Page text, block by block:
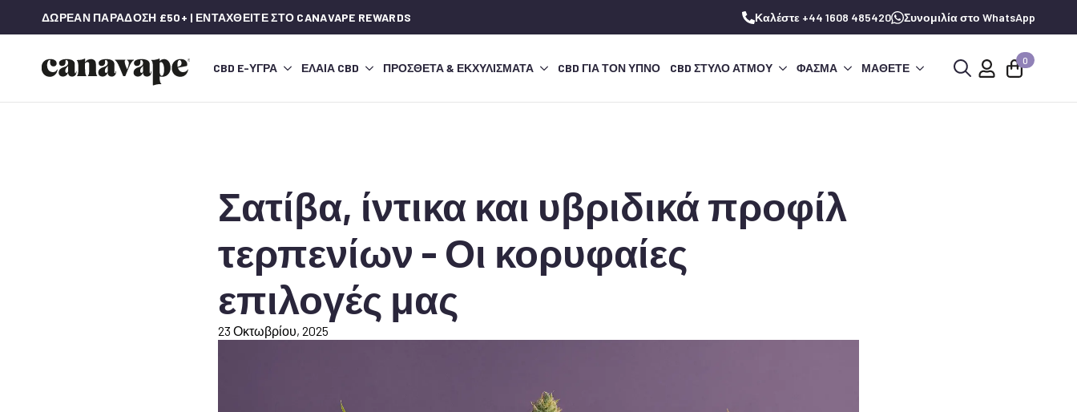
ΔΩΡΕΆΝ ΠΑΡΆΔΟΣΗ £50+ | ΕΝΤΑΧΘΕΊΤΕ ΣΤΟ CANAVAPE REWARDS Καλέστε +44 1608 485420 Συνομιλία στο WhatsApp
CBD E-ΥΓΡΆ ΈΛΑΙΑ CBD ΠΡΌΣΘΕΤΑ & ΕΚΧΥΛΊΣΜΑΤΑ CBD ΓΙΑ ΤΟΝ ΎΠΝΟ CBD ΣΤΥΛΌ ΑΤΜΟΎ ΦΆΣΜΑ ΜΆΘΕΤΕ
0
Σατίβα, ίντικα και υβριδικά προφίλ
τερπενίων - Οι κορυφαίες
επιλογές μας
23 Οκτωβρίου, 2025